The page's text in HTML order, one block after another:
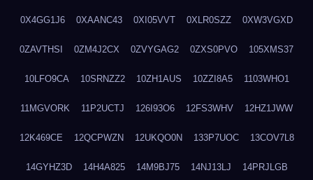
0X4GG1J6 0XAANC43 0XI05VVT 0XLR0SZZ 0XW3VGXD
0ZAVTHSI 0ZM4J2CX 0ZVYGAG2 0ZXS0PVO 105XMS37
10LFO9CA 10SRNZZ2 10ZH1AUS 10ZZI8A5 1103WHO1
11MGVORK 11P2UCTJ 126I93O6 12FS3WHV 12HZ1JWW
12K469CE 12QCPWZN 12UKQO0N 133P7UOC 13COV7L8
14GYHZ3D 14H4A825 14M9BJ75 14NJ13LJ 14PRJLGB